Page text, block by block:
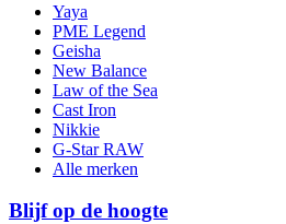
Yaya
PME Legend
Geisha
New Balance
Law of the Sea
Cast Iron
Nikkie
G-Star RAW
Alle merken
Blijf op de hoogte